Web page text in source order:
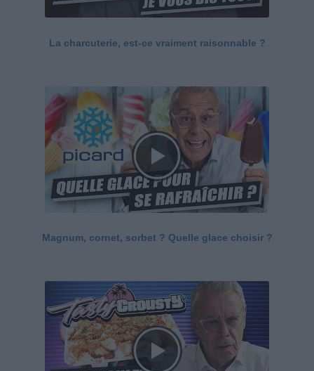
La charcuterie, est-ce vraiment raisonnable ?
Magnum, cornet, sorbet ? Quelle glace choisir ?